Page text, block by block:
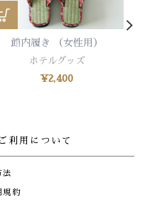
館内履き （女性用）
ホテルグッズ
¥2,400
利用について
法
規約